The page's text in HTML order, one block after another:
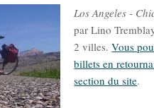
Los Angeles -
par Lino
2 villes.Vous
billets en
section du site.